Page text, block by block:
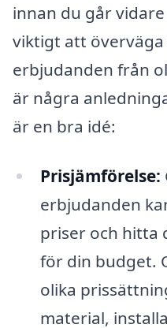
innan du går
viktigt att
erbjudanden från
är några
är en bra idé:
Prisjämförelse:
erbjudanden
priser och hitta
för din budget.
olika
material,